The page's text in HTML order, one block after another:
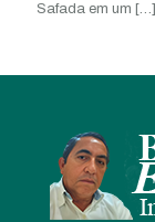
Safada em um […]